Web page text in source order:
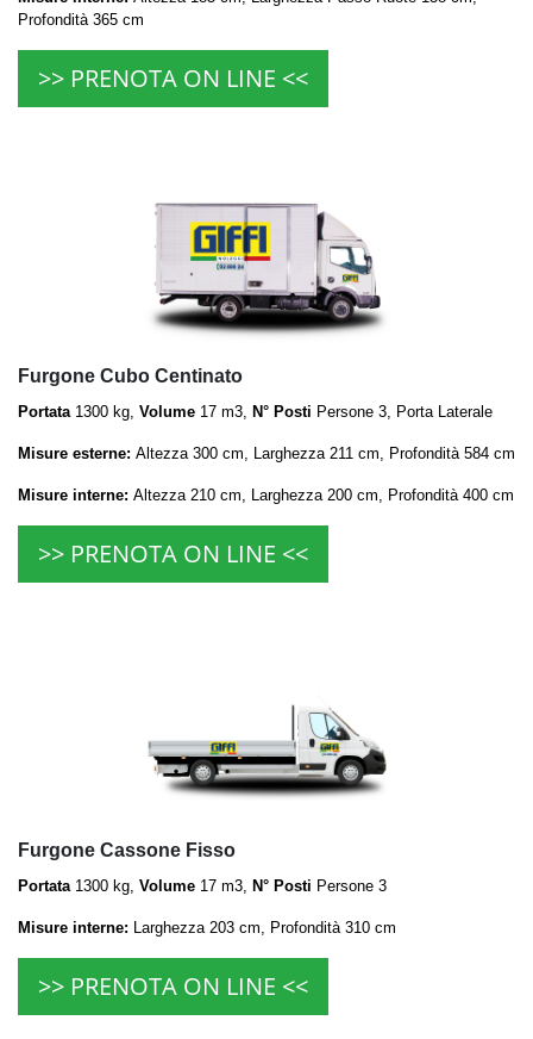
Profondità 365 cm
>> PRENOTA ON LINE <<
Furgone Cubo Centinato
Portata 1300 kg, Volume 17 m3, N° Posti Persone 3, Porta Laterale
Misure esterne: Altezza 300 cm, Larghezza 211 cm, Profondità 584 cm
Misure interne: Altezza 210 cm, Larghezza 200 cm, Profondità 400 cm
>> PRENOTA ON LINE <<
Furgone Cassone Fisso
Portata 1300 kg, Volume 17 m3, N° Posti Persone 3
Misure interne: Larghezza 203 cm, Profondità 310 cm
>> PRENOTA ON LINE <<